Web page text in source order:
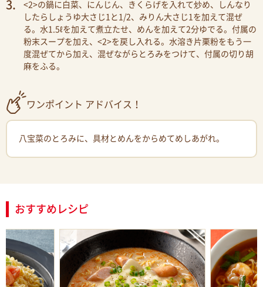
<2>の鍋に白菜、にんじん、きくらげを入れて炒め、しんなり
したらしょうゆ大さじ1と1/2、みりん大さじ1を加えて混ぜ
る。水1.5ℓを加えて煮立たせ、めんを加えて2分ゆでる。付属の
粉末スープを加え、<2>を戻し入れる。水溶き片栗粉をもう一
度混ぜてから加え、混ぜながらとろみをつけて、付属の切り胡
麻をふる。
ワンポイント アドバイス！
八宝菜のとろみに、具材とめんをからめてめしあがれ。
おすすめレシピ